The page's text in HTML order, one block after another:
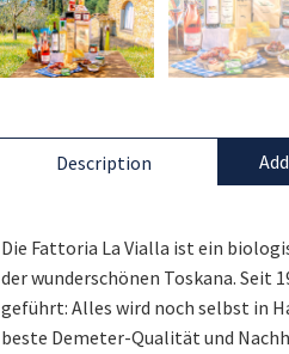
Description
Die Fattoria La Vialla ist ein
der wunderschönen Toskana. Seit
geführt: Alles wird noch selbst in
beste Demeter-Qualität und